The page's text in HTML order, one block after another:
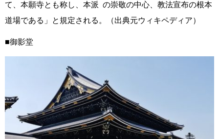
て、本願寺とも称し、本派 の崇敬の中心、教法宣布の根本
道場である」と規定される。（出典元ウィキペディア）
■御影堂